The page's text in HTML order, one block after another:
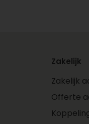
Zakelijk
Zakelijk
Offerte